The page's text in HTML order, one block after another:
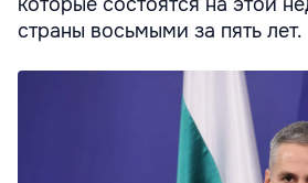
страны восьмыми за пять лет.